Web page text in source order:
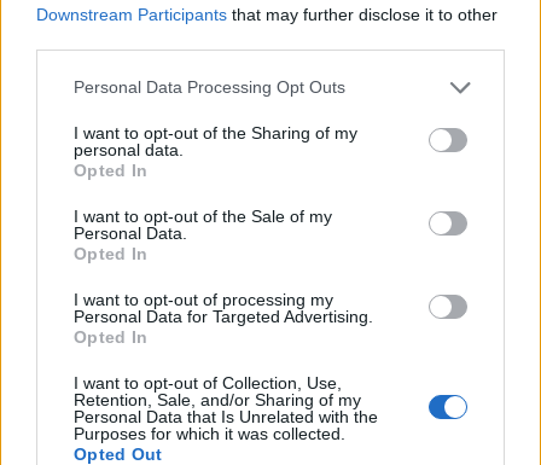
Downstream Participants that may further disclose it to other
Personal Data Processing Opt Outs
I want to opt-out of the Sharing of my
personal data.
Opted In
I want to opt-out of the Sale of my
Personal Data.
Opted In
I want to opt-out of processing my
Personal Data for Targeted Advertising.
Opted In
I want to opt-out of Collection, Use,
Retention, Sale, and/or Sharing of my
Personal Data that Is Unrelated with the
Purposes for which it was collected.
Opted Out
Νέους Αντιπεριφερειάρχες όρισε ο Νίκος